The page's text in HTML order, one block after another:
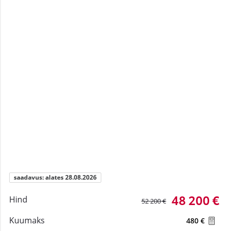
saadavus: alates 28.08.2026
Hind 52 200 € 48 200 €
Kuumaks 480 €